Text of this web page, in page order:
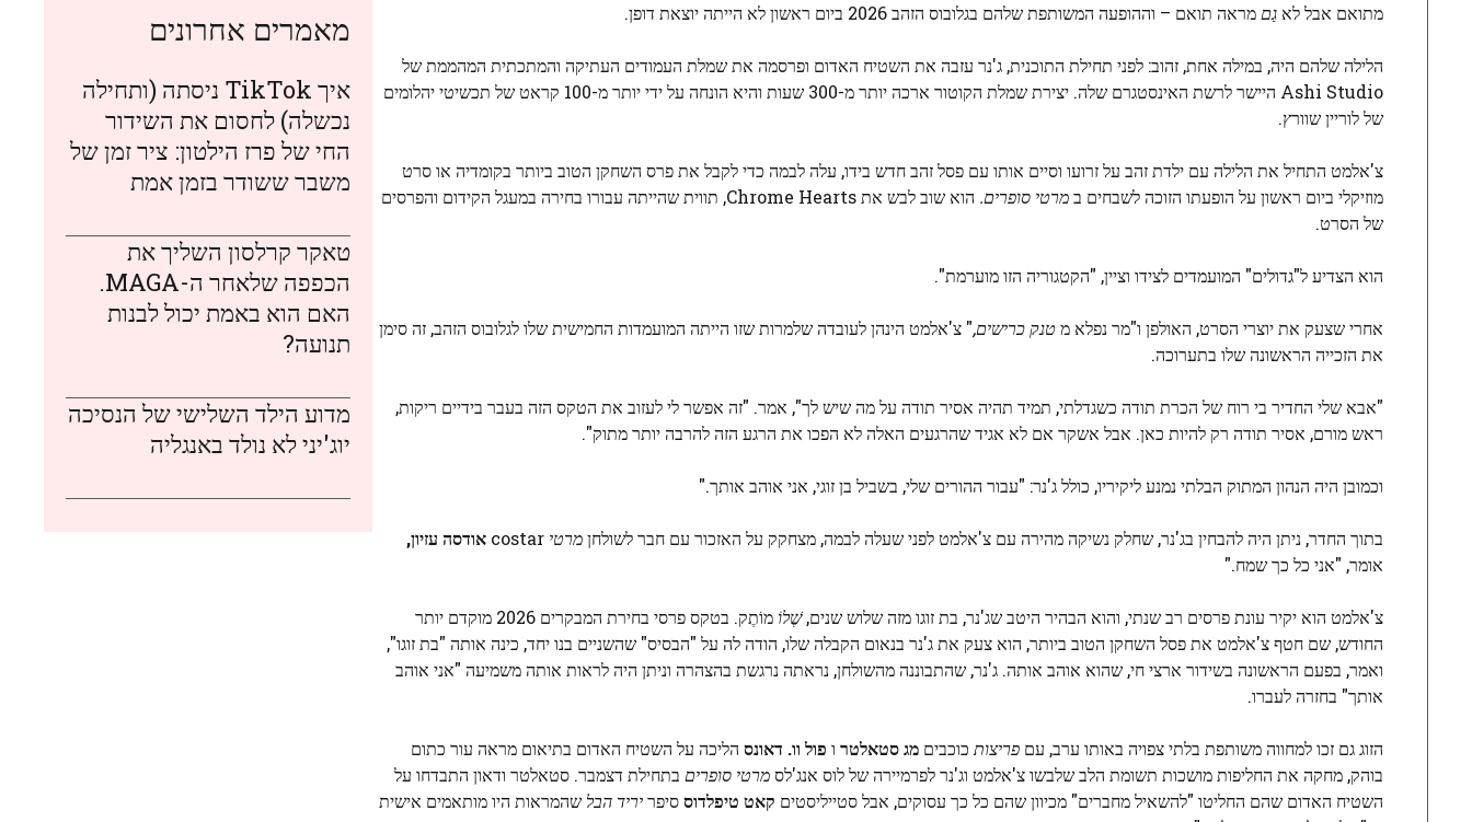
מתואם אבל לאגַםמראה תואם – וההופעה המשותפת שלהם בגלובוס הזהב 2026 ביום ראשון לא הייתה יוצאת דופן.
הלילה שלהם היה, במילה אחת, זהוב: לפני תחילת התוכנית, ג'נר עזבה את השטיח האדום ופרסמה את שמלת העמודים העתיקה והמתכתית המהממת של
Ashi Studio היישר לרשת האינסטגרם שלה. יצירת שמלת הקוטור ארכה יותר מ-300 שעות והיא הונחה על ידי יותר מ-100 קראט של תכשיטי יהלומים
של לוריין שוורץ.
צ'אלמט התחיל את הלילה עם ילדת זהב על זרועו וסיים אותו עם פסל זהב חדש בידו, עלה לבמה כדי לקבל את פרס השחקן הטוב ביותר בקומדיה או סרט
מוזיקלי ביום ראשון על הופעתו הזוכה לשבחים במרטי סופרים.
הוא שוב לבש את Chrome Hearts, תווית שהייתה עבורו בחירה במעגל הקידום והפרסים
של הסרט.
הוא הצדיע ל"גדולים" המועמדים לצידו וציין, "הקטגוריה הזו מוערמת".
אחרי שצעק את יוצרי הסרט, האולפן ו"מר נפלא מטנק כרישים," צ'אלמט הינהן לעובדה שלמרות שזו הייתה המועמדות החמישית שלו לגלובוס הזהב, זה סימן
את הזכייה הראשונה שלו בתערוכה.
"אבא שלי החדיר בי רוח של הכרת תודה כשגדלתי, תמיד תהיה אסיר תודה על מה שיש לך", אמר. "זה אפשר לי לעזוב את הטקס הזה בעבר בידיים ריקות,
ראש מורם, אסיר תודה רק להיות כאן. אבל אשקר אם לא אגיד שהרגעים האלה לא הפכו את הרגע הזה להרבה יותר מתוק".
וכמובן היה הנהון המתוק הבלתי נמנע ליקיריו, כולל ג'נר: "עבור ההורים שלי, בשביל בן זוגי, אני אוהב אותך."
בתוך החדר, ניתן היה להבחין בג'נר, שחלק נשיקה מהירה עם צ'אלמט לפני שעלה לבמה, מצחקק על האזכור עם חבר לשולחןמרטי
אודסה עזיון,
אומר, "אני כל כך שמח."
צ'אלמט הוא יקיר עונת פרסים רב שנתי, והוא הבהיר היטב שג'נר, בת זוגו מזה שלוש שנים,שֶׁלוֹ
מוֹתֶק. בטקס פרסי בחירת המבקרים 2026 מוקדם יותר
החודש, שם חטף צ'אלמט את פסל השחקן הטוב ביותר, הוא צעק את ג'נר בנאום הקבלה שלו, הודה לה על "הבסיס" שהשניים בנו יחד, כינה אותה "בת זוגו",
ואמר, בפעם הראשונה בשידור ארצי חי, שהוא אוהב אותה. ג'נר, שהתבוננה מהשולחן, נראתה נרגשת בהצהרה וניתן היה לראות אותה משמיעה "אני אוהב
אותך" בחזרה לעברו.
הזוג גם זכו למחווה משותפת בלתי צפויה באותו ערב, עם פריצותכוכבים מג סטאלטר ו פול וו. דאונס הליכה על השטיח האדום בתיאום מראה עור כתום
בוהק, מחקה את החליפות מושכות תשומת הלב שלבשו צ'אלמט וג'נר לפרמיירה של לוס אנג'לסמרטי סופרים בתחילת דצמבר. סטאלטר ודאון התבדחו על
השטיח האדום שהם החליטו "להשאיל מחברים" מכיוון שהם כל כך עסוקים, אבל סטייליסטים קאט טיפלדוססיפריריד הבל שהמראות היו מותאמים אישית
מאמרים אחרונים
איך TikTok ניסתה (ותחילה
נכשלה) לחסום את השידור
החי של פרז הילטון: ציר זמן של
משבר ששודר בזמן אמת
טאקר קרלסון השליך את
הכפפה שלאחר ה-MAGA.
האם הוא באמת יכול לבנות
תנועה?
מדוע הילד השלישי של הנסיכה
יוג'יני לא נולד באנגליה